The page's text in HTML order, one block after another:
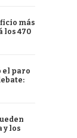
más
los 470
el paro
y los